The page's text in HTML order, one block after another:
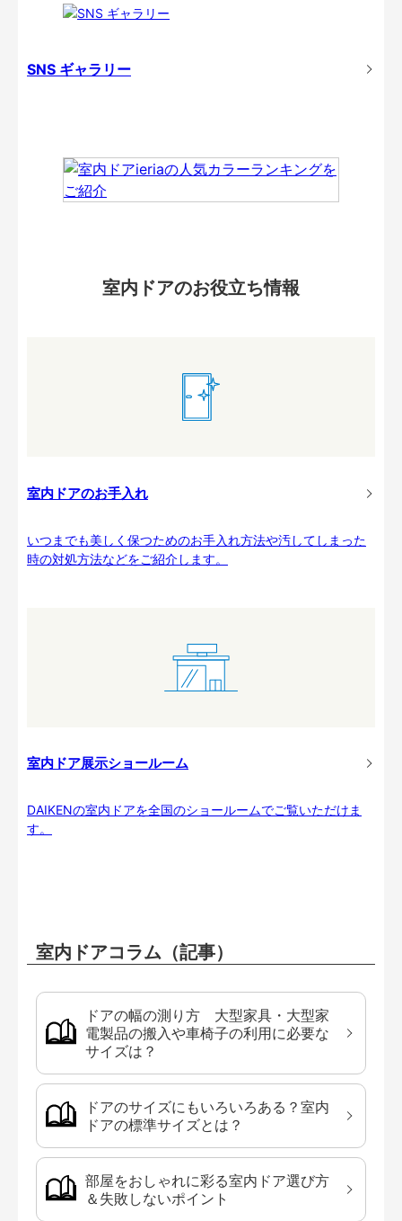
SNS ギャラリー
室内ドアのお役立ち情報
室内ドアのお手入れ
いつまでも美しく保つためのお手入れ方法や汚してしまった
時の対処方法などをご紹介します。
室内ドア展示ショールーム
DAIKENの室内ドアを全国のショールームでご覧いただけま
す。
室内ドアコラム（記事）
ドアの幅の測り方 大型家具・大型家
電製品の搬入や車椅子の利用に必要な
サイズは？
ドアのサイズにもいろいろある？室内
ドアの標準サイズとは？
部屋をおしゃれに彩る室内ドア選び方
＆失敗しないポイント